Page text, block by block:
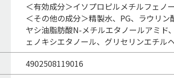
＜有効成分＞イソプロピルメチルフェノ
＜その他の成分＞精製水、PG、ラウリ
ヤシ油脂肪酸N-メチルエタノールアミド
ェノキシエタノール、グリセリンエチル
4902508119016